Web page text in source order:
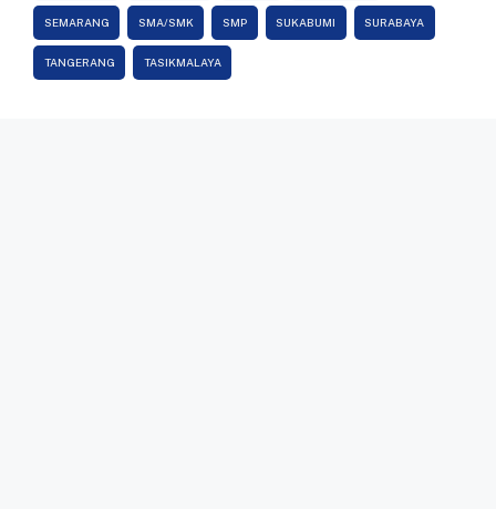
SEMARANG SMA/SMK SMP SUKABUMI SURABAYA
TANGERANG TASIKMALAYA